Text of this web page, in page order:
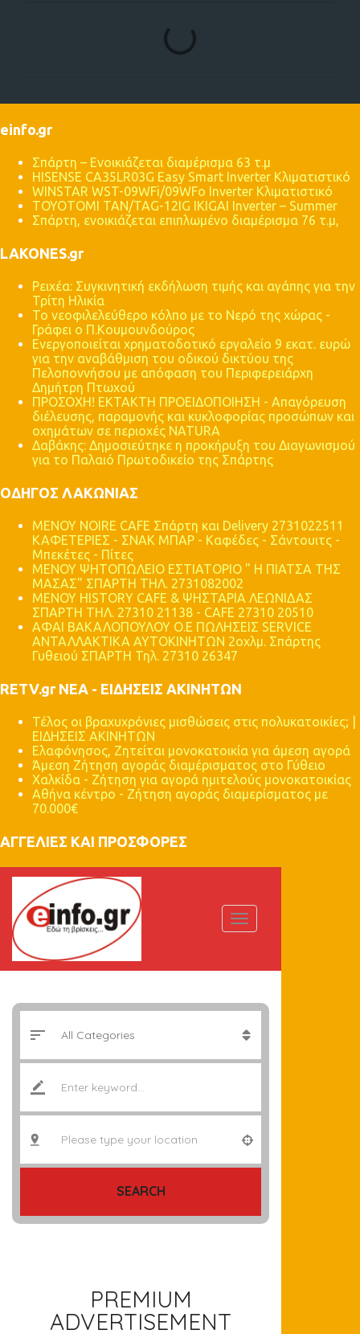
α
einfo.gr
Σπάρτη – Ενοικιάζεται διαμέρισμα 63 τ.μ
HISENSE CA35LR03G Easy Smart Inverter Κλιματιστικό
WINSTAR WST-09WFi/09WFo Inverter Κλιματιστικό
TOYOTOMI TAN/TAG-12IG IKIGAI Inverter – Summer
Σπάρτη, ενοικιάζεται επιπλωμένο διαμέρισμα 76 τ.μ,
LAKONES.gr
Ρειχέα: Συγκινητική εκδήλωση τιμής και αγάπης για την
Τρίτη Ηλικία
Το νεοφιλελεύθερο κόλπο με το Νερό της χώρας -
Γράφει ο Π.Κουμουνδούρος
Ενεργοποιείται χρηματοδοτικό εργαλείο 9 εκατ. ευρώ
για την αναβάθμιση του οδικού δικτύου της
Πελοποννήσου με απόφαση του Περιφερειάρχη
Δημήτρη Πτωχού
ΠΡΟΣΟΧΗ! ΕΚΤΑΚΤΗ ΠΡΟΕΙΔΟΠΟΙΗΣΗ - Απαγόρευση
διέλευσης, παραμονής και κυκλοφορίας προσώπων και
οχημάτων σε περιοχές NATURA
Δαβάκης: Δημοσιεύτηκε η προκήρυξη του Διαγωνισμού
για το Παλαιό Πρωτοδικείο της Σπάρτης
ΟΔΗΓΟΣ ΛΑΚΩΝΙΑΣ
MENOY NOIRE CAFE Σπάρτη και Delivery 2731022511
ΚΑΦΕΤΕΡΙΕΣ - ΣΝΑΚ ΜΠΑΡ - Καφέδες - Σάντουιτς -
Μπεκέτες - Πίτες
ΜΕΝΟΥ ΨΗΤΟΠΩΛΕΙΟ ΕΣΤΙΑΤΟΡΙΟ " Η ΠΙΑΤΣΑ ΤΗΣ
ΜΑΣΑΣ" ΣΠΑΡΤΗ ΤΗΛ. 2731082002
ΜΕΝΟΥ HISTORY CAFE & ΨΗΣΤΑΡΙΑ ΛΕΩΝΙΔΑΣ
ΣΠΑΡΤΗ ΤΗΛ. 27310 21138 - CAFE 27310 20510
ΑΦΑΙ ΒΑΚΑΛΟΠΟΥΛΟΥ Ο.Ε ΠΩΛΗΣΕΙΣ SERVICE
ΑΝΤΑΛΛΑΚΤΙΚΑ ΑΥΤΟΚΙΝΗΤΩΝ 2οχλμ. Σπάρτης
Γυθειού ΣΠΑΡΤΗ Τηλ. 27310 26347
RETV.gr ΝΕΑ - ΕΙΔΗΣΕΙΣ ΑΚΙΝΗΤΩΝ
Τέλος οι βραχυχρόνιες μισθώσεις στις πολυκατοικίες; |
ΕΙΔΗΣΕΙΣ ΑΚΙΝΗΤΩΝ
Ελαφόνησος, Ζητείται μονοκατοικία για άμεση αγορά
Άμεση Ζήτηση αγοράς διαμέρισματος στο Γύθειο
Χαλκίδα - Ζήτηση για αγορά ημιτελούς μονοκατοικίας
Αθήνα κέντρο - Ζήτηση αγοράς διαμερίσματος με
70.000€
ΑΓΓΕΛΙΕΣ ΚΑΙ ΠΡΟΣΦΟΡΕΣ